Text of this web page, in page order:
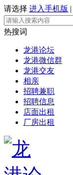
请选择 进入手机版 |
热搜词
龙港论坛
龙港微信群
龙港交友
相亲
招聘兼职
招聘信息
店面出租
厂房出租